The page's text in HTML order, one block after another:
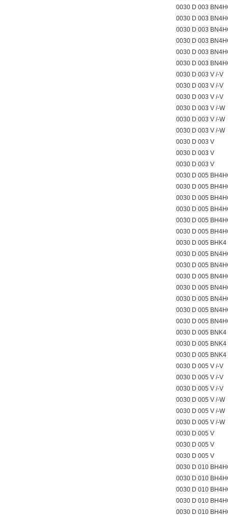
0030 D 003
0030 D 003
0030 D 003
0030 D 003
0030 D 003
0030 D 003
0030 D 003 V /-V
0030 D 003 V /-V
0030 D 003 V /-V
0030 D 003 V /-W
0030 D 003 V /-W
0030 D 003 V /-W
0030 D 003 V
0030 D 003 V
0030 D 003 V
0030 D 005
0030 D 005
0030 D 005
0030 D 005
0030 D 005
0030 D 005
0030 D 005 BHK4
0030 D 005
0030 D 005
0030 D 005
0030 D 005
0030 D 005
0030 D 005
0030 D 005
0030 D 005
0030 D 005
0030 D 005
0030 D 005 V /-V
0030 D 005 V /-V
0030 D 005 V /-V
0030 D 005 V /-W
0030 D 005 V /-W
0030 D 005 V /-W
0030 D 005 V
0030 D 005 V
0030 D 005 V
0030 D 010
0030 D 010
0030 D 010
0030 D 010
0030 D 010